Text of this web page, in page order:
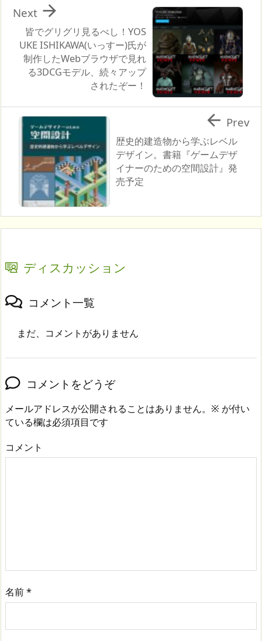
皆でグリグリ見るべし！YOS
UKE ISHIKAWA(いっすー)氏が
制作したWebブラウザで見れ
る3DCGモデル、続々アップ
されたぞー！

Next
歴史的建造物から学ぶレベル
デザイン。書籍『ゲームデザ
イナーのための空間設計』発
売予定
 Prev
ディスカッション
コメント一覧
まだ、コメントがありません
コメントをどうぞ
メールアドレスが公開されることはありません。 ※ が付い
ている欄は必須項目です
コメント
名前*